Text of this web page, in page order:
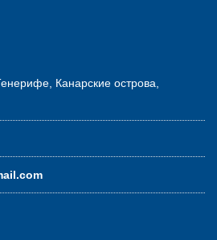
Канарские острова,